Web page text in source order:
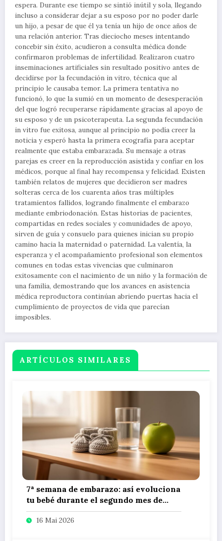
espera. Durante ese tiempo se sintió inútil y sola, llegando
incluso a considerar dejar a su esposo por no poder darle
un hijo, a pesar de que él ya tenía un hijo de once años de
una relación anterior. Tras dieciocho meses intentando
concebir sin éxito, acudieron a consulta médica donde
confirmaron problemas de infertilidad. Realizaron cuatro
inseminaciones artificiales sin resultado positivo antes de
decidirse por la fecundación in vitro, técnica que al
principio le causaba temor. La primera tentativa no
funcionó, lo que la sumió en un momento de desesperación
del que logró recuperarse rápidamente gracias al apoyo de
su esposo y de un psicoterapeuta. La segunda fecundación
in vitro fue exitosa, aunque al principio no podía creer la
noticia y esperó hasta la primera ecografía para aceptar
realmente que estaba embarazada. Su mensaje a otras
parejas es creer en la reproducción asistida y confiar en los
médicos, porque al final hay recompensa y felicidad. Existen
también relatos de mujeres que decidieron ser madres
solteras cerca de los cuarenta años tras múltiples
tratamientos fallidos, logrando finalmente el embarazo
mediante embriodonación. Estas historias de pacientes,
compartidas en redes sociales y comunidades de apoyo,
sirven de guía y consuelo para quienes inician su propio
camino hacia la maternidad o paternidad. La valentía, la
esperanza y el acompañamiento profesional son elementos
comunes en todas estas vivencias que culminaron
exitosamente con el nacimiento de un niño y la formación de
una familia, demostrando que los avances en asistencia
médica reproductora continúan abriendo puertas hacia el
cumplimiento de proyectos de vida que parecían
imposibles.
ARTÍCULOS SIMILARES
7ª semana de embarazo: así evoluciona
tu bebé durante el segundo mes de
gestación
16 Mai 2026